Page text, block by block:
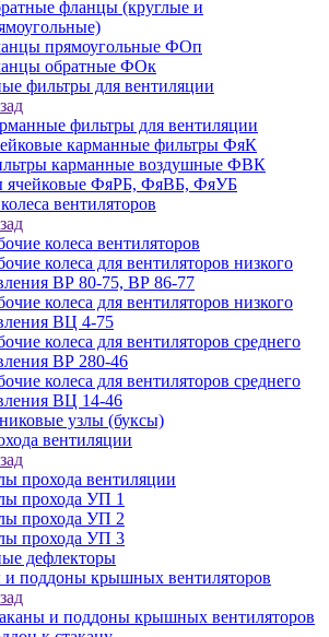
фланцы (круглые и
прямоугольные ФОп
обратные ФОк
фильтры для вентиляции
фильтры для вентиляции
карманные фильтры ФяК
карманные воздушные ФВК
ячейковые ФяРБ, ФяВБ, ФяУБ
вентиляторов
колеса вентиляторов
колеса для вентиляторов низкого
ВР 80-75, ВР 86-77
колеса для вентиляторов низкого
ВЦ 4-75
колеса для вентиляторов среднего
ВР 280-46
колеса для вентиляторов среднего
ВЦ 14-46
узлы (буксы)
вентиляции
прохода вентиляции
прохода УП 1
прохода УП 2
прохода УП 3
дефлекторы
и поддоны крышных вентиляторов
и поддоны крышных вентиляторов